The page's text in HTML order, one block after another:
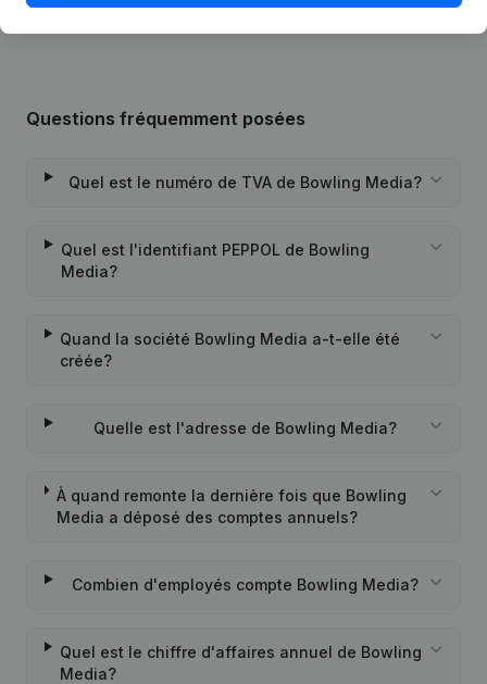
Questions fréquemment posées
Quel est le numéro de TVA de Bowling Media?
Quel est l'identifiant PEPPOL de Bowling
Media?
Quand la société Bowling Media a-t-elle été
créée?
Quelle est l'adresse de Bowling Media?
À quand remonte la dernière fois que Bowling
Media a déposé des comptes annuels?
Combien d'employés compte Bowling Media?
Quel est le chiffre d'affaires annuel de Bowling
Media?